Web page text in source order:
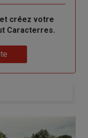
créez votre
Caracterres.